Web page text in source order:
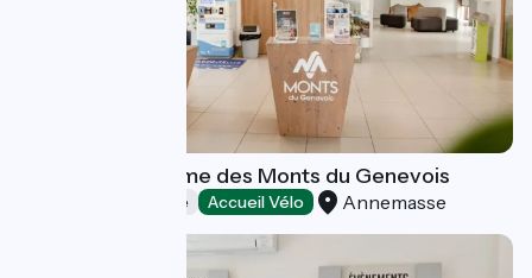
Office de Tourisme des Monts du Genevois
Offices de Tourisme Accueil Vélo Annemasse